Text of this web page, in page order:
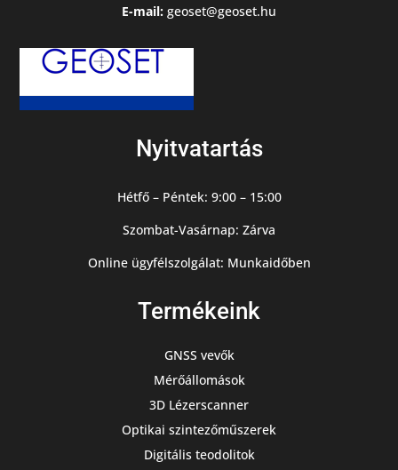
E-mail: geoset@geoset.hu
Nyitvatartás
Hétfő – Péntek: 9:00 – 15:00
Szombat-Vasárnap: Zárva
Online ügyfélszolgálat: Munkaidőben
Termékeink
GNSS vevők
Mérőállomások
3D Lézerscanner
Optikai szintezőműszerek
Digitális teodolitok